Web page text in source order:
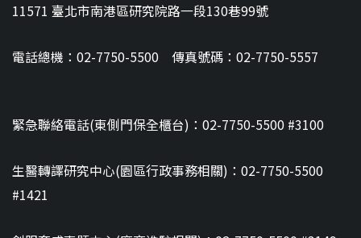
11571 臺北市南港區研究院路一段130巷99號
電話總機：02-7750-5500 傳真號碼：02-7750-5557
緊急聯絡電話(東側門保全櫃台)：02-7750-5500 #3100
生醫轉譯研究中心(園區行政事務相關)：02-7750-5500
#1421